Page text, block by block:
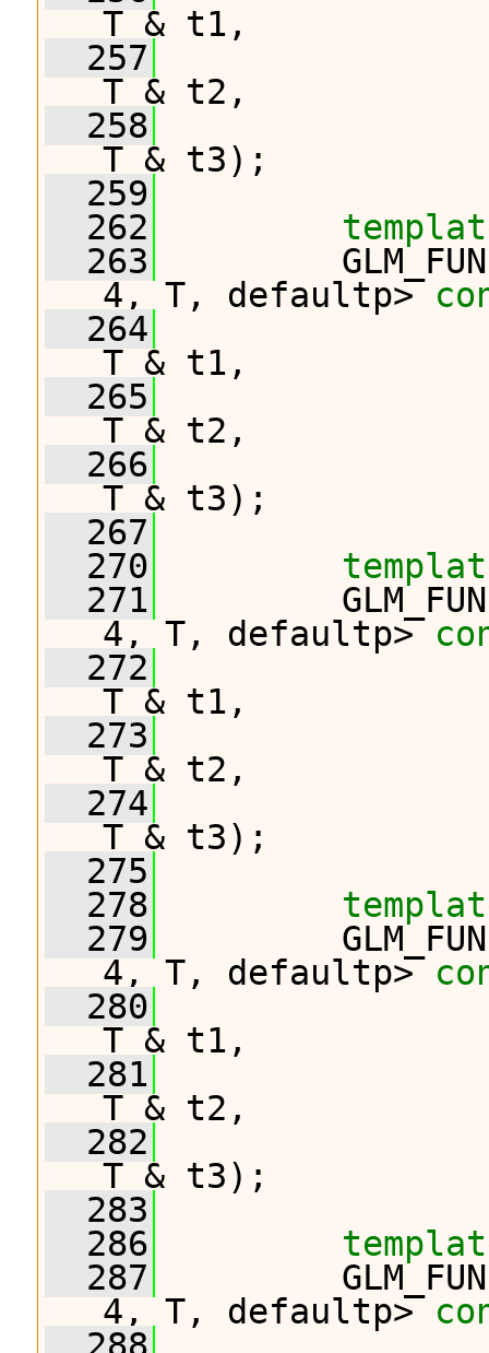
T & t1,
  257
T & t2,
  258
T & t3);
  259
  262
  263
4, T, defaultp>
  264
T & t1,
  265
T & t2,
  266
T & t3);
  267
  270
  271
4, T, defaultp>
  272
T & t1,
  273
T & t2,
  274
T & t3);
  275
  278
  279
4, T, defaultp>
  280
T & t1,
  281
T & t2,
  282
T & t3);
  283
  286
  287
4, T, defaultp>